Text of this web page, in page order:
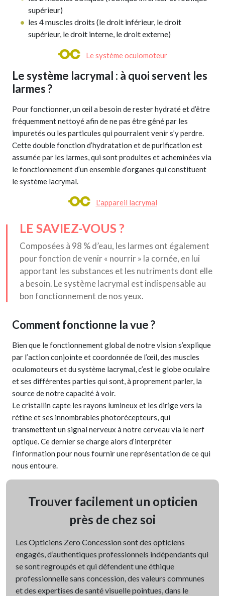
supérieur)
les 4 muscles droits (le droit inférieur, le droit
supérieur, le droit interne, le droit externe)
Le système oculomoteur
Le système lacrymal : à quoi servent les
larmes ?
Pour fonctionner, un œil a besoin de rester hydraté et d’être
fréquemment nettoyé afin de ne pas être gêné par les
impuretés ou les particules qui pourraient venir s’y perdre.
Cette double fonction d’hydratation et de purification est
assumée par les larmes, qui sont produites et acheminées via
le fonctionnement d’un ensemble d’organes qui constituent
le système lacrymal.
L'appareil lacrymal
LE SAVIEZ-VOUS ?
Composées à 98 % d’eau, les larmes ont également
pour fonction de venir « nourrir » la cornée, en lui
apportant les substances et les nutriments dont elle
a besoin. Le système lacrymal est indispensable au
bon fonctionnement de nos yeux.
Comment fonctionne la vue ?
Bien que le fonctionnement global de notre vision s’explique
par l’action conjointe et coordonnée de l’œil, des muscles
oculomoteurs et du système lacrymal, c’est le globe oculaire
et ses différentes parties qui sont, à proprement parler, la
source de notre capacité à voir.
Le cristallin capte les rayons lumineux et les dirige vers la
rétine et ses innombrables photorécepteurs, qui
transmettent un signal nerveux à notre cerveau via le nerf
optique. Ce dernier se charge alors d’interpréter
l’information pour nous fournir une représentation de ce qui
nous entoure.
Trouver facilement un opticien
près de chez soi
Les Opticiens Zero Concession sont des opticiens
engagés, d’authentiques professionnels indépendants qui
se sont regroupés et qui défendent une éthique
professionnelle sans concession, des valeurs communes
et des expertises de santé visuelle pointues, dans le